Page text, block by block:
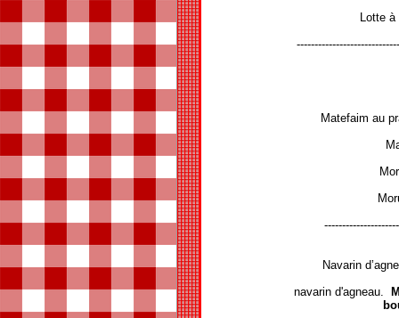
Lotte à
Matefaim au
Navarin
navarin d'agneau.